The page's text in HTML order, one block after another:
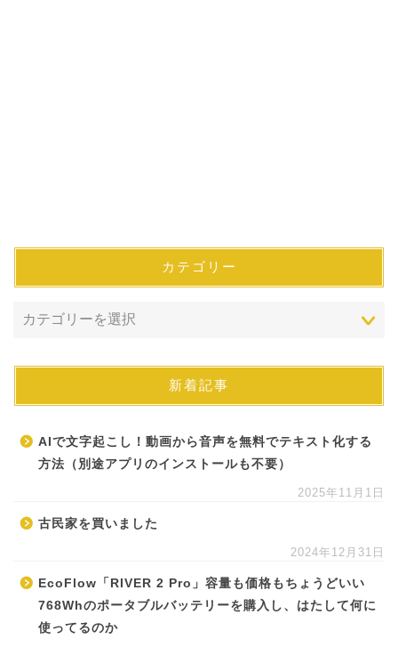
カテゴリー
新着記事
AIで文字起こし！動画から音声を無料でテキスト化する
方法（別途アプリのインストールも不要）
2025年11月1日
古民家を買いました
2024年12月31日
EcoFlow「RIVER 2 Pro」容量も価格もちょうどいい
768Whのポータブルバッテリーを購入し、はたして何に
使ってるのか